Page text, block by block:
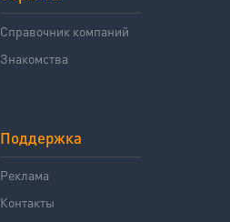
Справочник компаний
Знакомства
Поддержка
Реклама
Контакты